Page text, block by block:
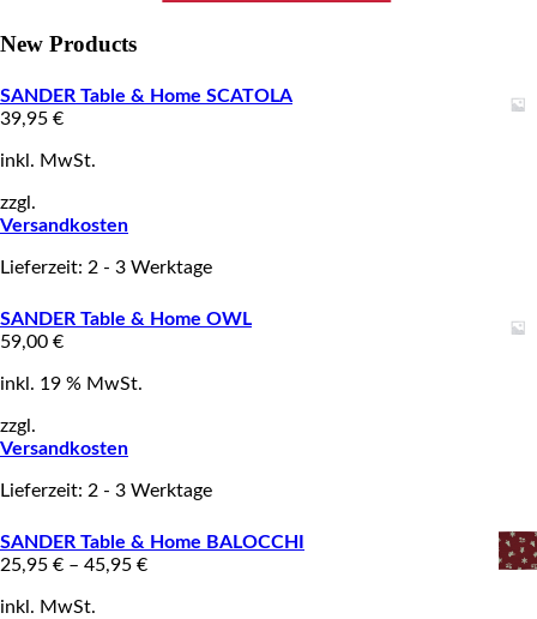
New Products
SANDER Table & Home SCATOLA
39,95 €
inkl. MwSt.
zzgl.
Versandkosten
Lieferzeit: 2 - 3 Werktage
SANDER Table & Home OWL
59,00 €
inkl. 19 % MwSt.
zzgl.
Versandkosten
Lieferzeit: 2 - 3 Werktage
SANDER Table & Home BALOCCHI
25,95 € – 45,95 €
inkl. MwSt.